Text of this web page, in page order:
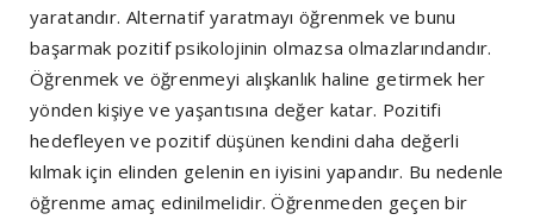
yaratandır. Alternatif yaratmayı öğrenmek ve bunu
başarmak pozitif psikolojinin olmazsa olmazlarındandır.
Öğrenmek ve öğrenmeyi alışkanlık haline getirmek her
yönden kişiye ve yaşantısına değer katar. Pozitifi
hedefleyen ve pozitif düşünen kendini daha değerli
kılmak için elinden gelenin en iyisini yapandır. Bu nedenle
öğrenme amaç edinilmelidir. Öğrenmeden geçen bir